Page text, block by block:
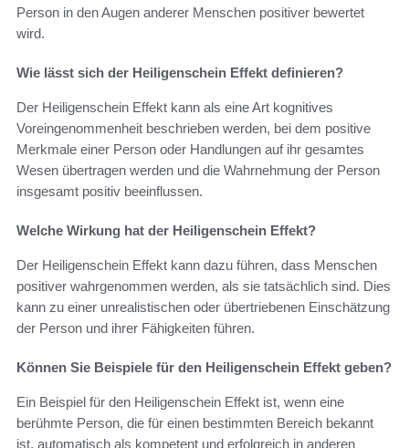
Person in den Augen anderer Menschen positiver bewertet
wird.
Wie lässt sich der Heiligenschein Effekt definieren?
Der Heiligenschein Effekt kann als eine Art kognitives
Voreingenommenheit beschrieben werden, bei dem positive
Merkmale einer Person oder Handlungen auf ihr gesamtes
Wesen übertragen werden und die Wahrnehmung der Person
insgesamt positiv beeinflussen.
Welche Wirkung hat der Heiligenschein Effekt?
Der Heiligenschein Effekt kann dazu führen, dass Menschen
positiver wahrgenommen werden, als sie tatsächlich sind. Dies
kann zu einer unrealistischen oder übertriebenen Einschätzung
der Person und ihrer Fähigkeiten führen.
Können Sie Beispiele für den Heiligenschein Effekt geben?
Ein Beispiel für den Heiligenschein Effekt ist, wenn eine
berühmte Person, die für einen bestimmten Bereich bekannt
ist, automatisch als kompetent und erfolgreich in anderen